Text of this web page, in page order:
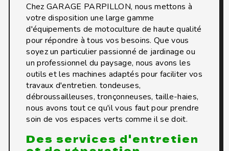
Chez GARAGE PARPILLON, nous mettons à
votre disposition une large gamme
d'équipements de motoculture de haute qualité
pour répondre à tous vos besoins. Que vous
soyez un particulier passionné de jardinage ou
un professionnel du paysage, nous avons les
outils et les machines adaptés pour faciliter vos
travaux d'entretien. tondeuses,
débroussailleuses, tronçonneuses, taille-haies,
nous avons tout ce qu'il vous faut pour prendre
soin de vos espaces verts comme il se doit.
Des services d'entretien